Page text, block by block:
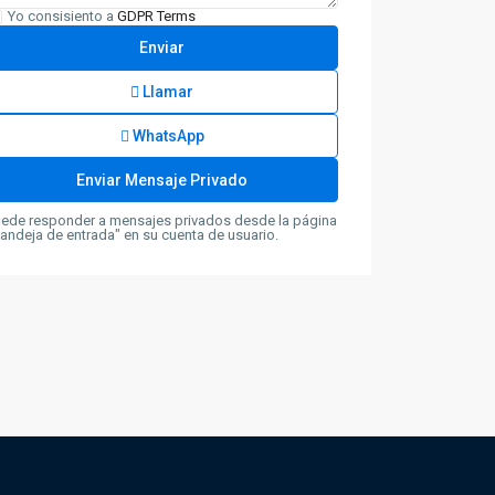
Yo consisiento a GDPR Terms
Llamar
WhatsApp
responder a mensajes privados desde la página
de entrada" en su cuenta de usuario.